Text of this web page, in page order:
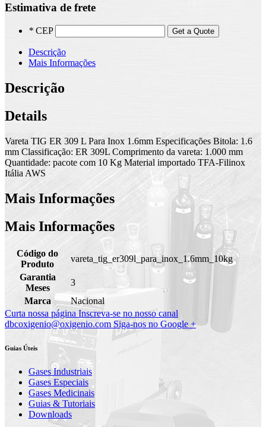
Estimativa de frete
* CEP Get a Quote
Descrição
Mais Informações
Descrição
Details
Vareta TIG ER 309 L Para Inox 1.6mm Especificações Bitola: 1.6
mm Classificação: ER 309L Comprimento da vareta: 1.000 mm
Quantidade: pacote com 10 Kg Material importado TFA-Filinox
Itália AWS
Mais Informações
Mais Informações
Código do
Produto
vareta_tig_er309l_para_inox_1.6mm_10kg
Garantia
Meses
3
Marca
Nacional
Curta nossa página Inscreva-se no nosso canal
dbcoxigenio@oxigenio.com Siga-nos no Google +
Guias Úteis
Gases Industriais
Gases Especiais
Gases Medicinais
Guias & Tutoriais
Downloads